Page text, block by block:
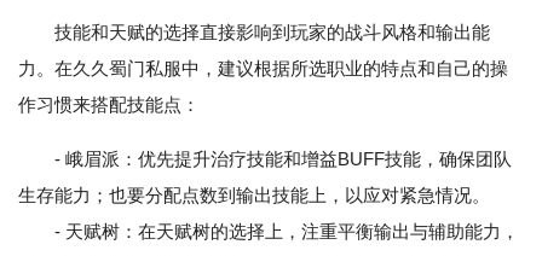
技能和天赋的选择直接影响到玩家的战斗风格和输出能
力。在久久蜀门私服中，建议根据所选职业的特点和自己的操
作习惯来搭配技能点：
- 峨眉派：优先提升治疗技能和增益BUFF技能，确保团队
生存能力；也要分配点数到输出技能上，以应对紧急情况。
- 天赋树：在天赋树的选择上，注重平衡输出与辅助能力，